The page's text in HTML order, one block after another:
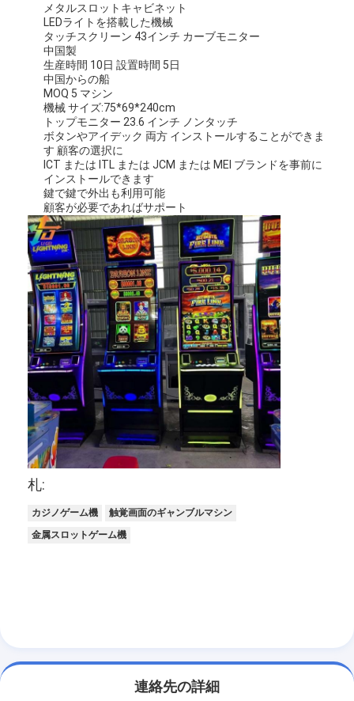
家へ
製品
ビデオ
わたしたち に つい て
工場 ツアー
品質管理
連絡 ください
ニュース
事件
スロットゲーム機
魚のゲームテーブル
カジノ・ルーレット・テーブル
アーケード・ゲーム機械
ゲーム・マシン金の壷
メタルスロットキャビネット
LEDライトを搭載した機械
タッチスクリーン 43インチ カーブモニター
中国製
生産時間 10日 設置時間 5日
中国からの船
MOQ 5 マシン
機械 サイズ:75*69*240cm
トップモニター 23.6 インチ ノンタッチ
ボタンやアイデック 両方 インストールすることができま
す 顧客の選択に
ICT または ITL または JCM または MEI ブランドを事前に
インストールできます
鍵で鍵で外出も利用可能
顧客が必要であればサポート
札:
カジノゲーム機
触覚画面のギャンブルマシン
金属スロットゲーム機
連絡先の詳細